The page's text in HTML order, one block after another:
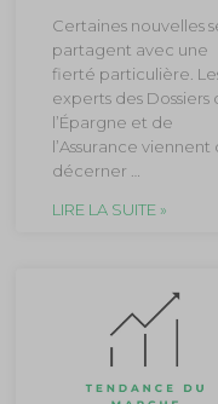
Certaines nouvelles
partagent avec une
fierté particulière.
experts des Dossiers
l’Épargne et de
l’Assurance viennent
décerner …
LIRE LA SUITE »